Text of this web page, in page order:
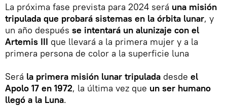
La próxima fase prevista para 2024 será una misión
tripulada que probará sistemas en la órbita lunar, y
un año después se intentará un alunizaje con el
Artemis III que llevará a la primera mujer y a la
primera persona de color a la superficie luna
Será la primera misión lunar tripulada desde el
Apolo 17 en 1972, la última vez que un ser humano
llegó a la Luna.